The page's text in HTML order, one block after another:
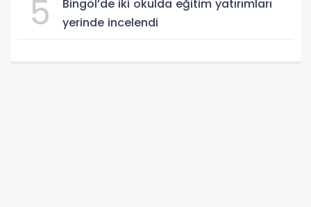
5
Bingöl’de iki okulda eğitim yatırımları
yerinde incelendi